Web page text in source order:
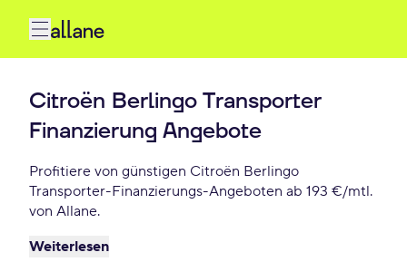
Citroën Berlingo Transporter
Finanzierung Angebote
Profitiere von günstigen Citroën Berlingo
Transporter-Finanzierungs-Angeboten ab 193 €/mtl.
von Allane.
Weiterlesen